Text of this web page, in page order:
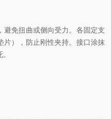
免扭曲或侧向受力。各固定支
片），防止刚性夹持。接口涂抹